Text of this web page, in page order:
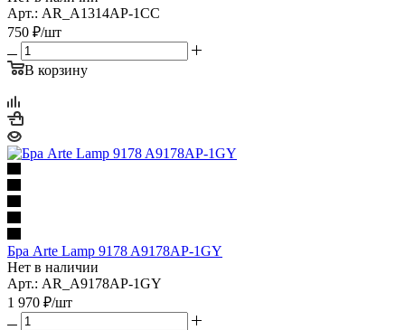
Арт.: AR_A1314AP-1CC
750 ₽/шт
В корзину
Бра Arte Lamp 9178 A9178AP-1GY
Нет в наличии
Арт.: AR_A9178AP-1GY
1 970 ₽/шт